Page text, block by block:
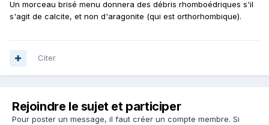
Un morceau brisé menu donnera des débris rhomboédriques s'il
s'agit de calcite, et non d'aragonite (qui est orthorhombique).
Citer
Rejoindre le sujet et participer
Pour poster un message, il faut créer un compte membre. Si